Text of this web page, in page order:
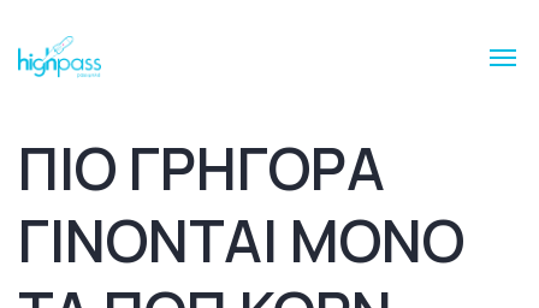
ΠΙΟ ΓΡΗΓΟΡΑ
ΓΙΝΟΝΤΑΙ ΜΟΝΟ